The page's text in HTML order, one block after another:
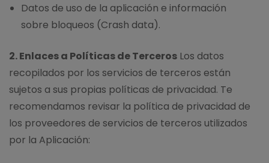
Datos de uso de la aplicación e información
sobre bloqueos (Crash data).
2. Enlaces a Políticas de Terceros Los datos
recopilados por los servicios de terceros están
sujetos a sus propias políticas de privacidad. Te
recomendamos revisar la política de privacidad de
los proveedores de servicios de terceros utilizados
por la Aplicación: